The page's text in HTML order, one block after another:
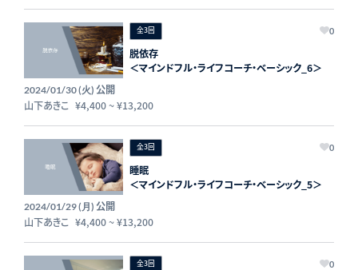
全3回 0
脱依存
＜マインドフル・ライフコーチ・ベーシック_6＞
2024/01/30 (火) 公開
山下あきこ ¥4,400~¥13,200
全3回 0
睡眠
＜マインドフル・ライフコーチ・ベーシック_5＞
2024/01/29 (月) 公開
山下あきこ ¥4,400~¥13,200
全3回 0